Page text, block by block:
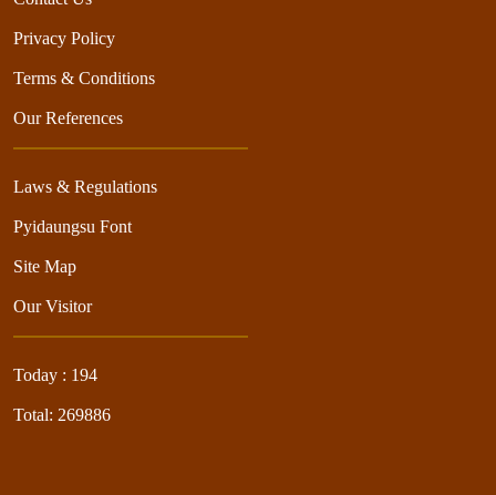
Privacy Policy
Terms & Conditions
Our References
Laws & Regulations
Pyidaungsu Font
Site Map
Our Visitor
Today : 194
Total: 269886